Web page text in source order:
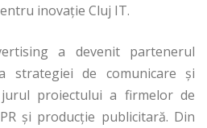
inovaţie Cluj IT.
a devenit partenerul
strategiei de comunicare și
proiectului a firmelor de
şi producţie publicitară. Din